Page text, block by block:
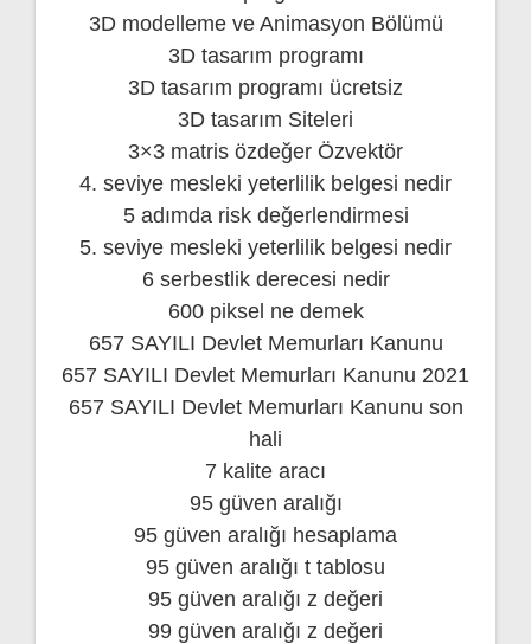
3D modelleme ve Animasyon Bölümü
3D tasarım programı
3D tasarım programı ücretsiz
3D tasarım Siteleri
3×3 matris özdeğer Özvektör
4. seviye mesleki yeterlilik belgesi nedir
5 adımda risk değerlendirmesi
5. seviye mesleki yeterlilik belgesi nedir
6 serbestlik derecesi nedir
600 piksel ne demek
657 SAYILI Devlet Memurları Kanunu
657 SAYILI Devlet Memurları Kanunu 2021
657 SAYILI Devlet Memurları Kanunu son
hali
7 kalite aracı
95 güven aralığı
95 güven aralığı hesaplama
95 güven aralığı t tablosu
95 güven aralığı z değeri
99 güven aralığı z değeri